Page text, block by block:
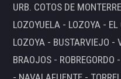
URB. COTOS DE
LOZOYUELA - LOZOYA -
LOZOYA - BUSTARVIEJO -
BRAOJOS - ROBREGORDO